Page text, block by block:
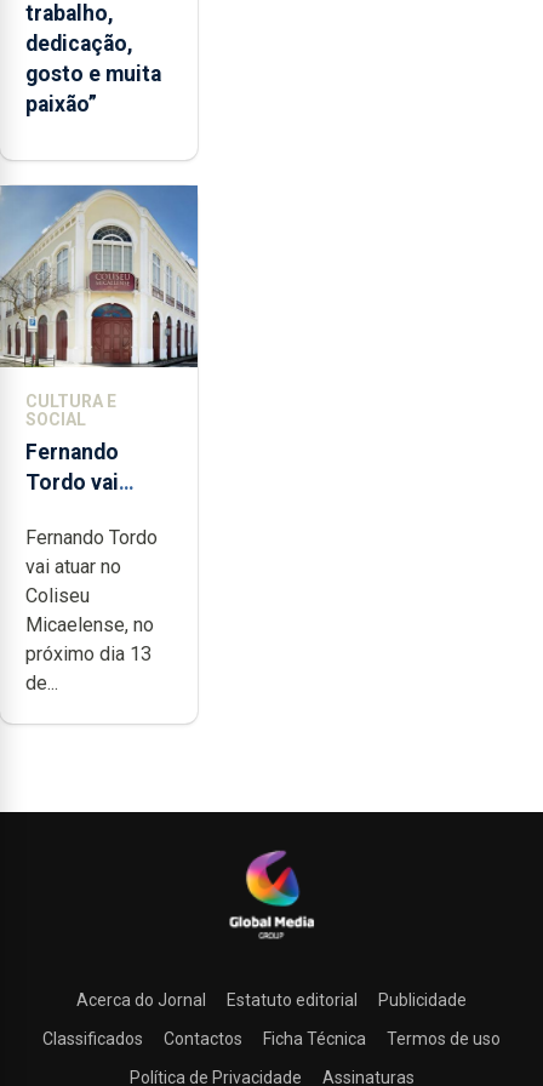
trabalho,
dedicação,
gosto e muita
paixão”
CULTURA E
SOCIAL
Fernando
Tordo vai
anos de
carreira no
Coliseu
Micaelense
Fernando Tordo
vai atuar no
Coliseu
Micaelense, no
próximo dia 13
de...
Acerca do Jornal Estatuto editorial
Publicidade
Classificados
Contactos Ficha Técnica
Termos de uso
Política de Privacidade
Assinaturas